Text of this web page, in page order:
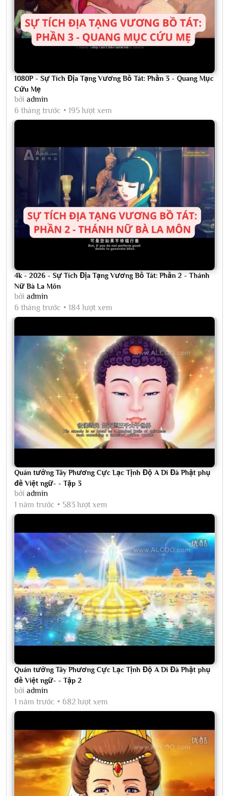
1080P - Sự Tích Địa Tạng Vương Bồ Tát: Phần 3 - Quang Mục
Cứu Mẹ
bởi admin
6 tháng trước
195 lượt xem
4k - 2026 - Sự Tích Địa Tạng Vương Bồ Tát: Phần 2 - Thánh
Nữ Bà La Môn
bởi admin
6 tháng trước
184 lượt xem
Quán tưởng Tây Phương Cực Lạc Tịnh Độ A Di Đà Phật phụ
đề Việt ngữ- - Tập 3
bởi admin
1 năm trước
583 lượt xem
Quán tưởng Tây Phương Cực Lạc Tịnh Độ A Di Đà Phật phụ
đề Việt ngữ- - Tập 2
bởi admin
1 năm trước
682 lượt xem